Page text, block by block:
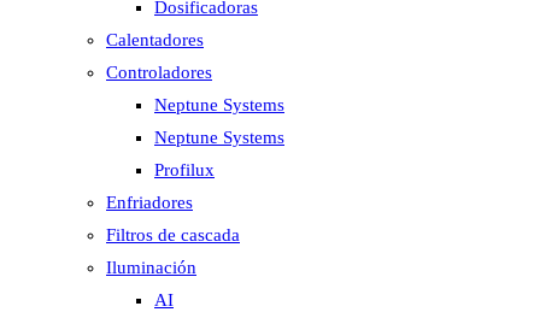
Dosificadoras
Calentadores
Controladores
Neptune Systems
Neptune Systems
Profilux
Enfriadores
Filtros de cascada
Iluminación
AI